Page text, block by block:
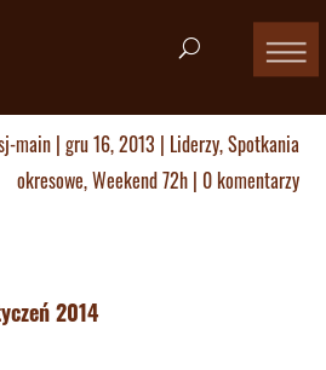
main| gru 16, 2013 | Liderzy,Spotkania
okresowe,Weekend 72h| 0 komentarzy
2014